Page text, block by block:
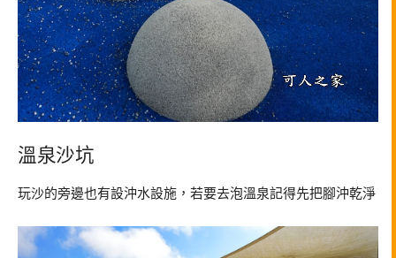
溫泉沙坑
玩沙的旁邊也有設沖水設施，若要去泡溫泉記得先把腳沖乾淨